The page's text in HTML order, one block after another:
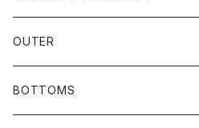
OUTER
BOTTOMS